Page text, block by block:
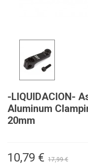
-LIQUIDACION-
Aluminum
20mm
10,79 € 17,99 €